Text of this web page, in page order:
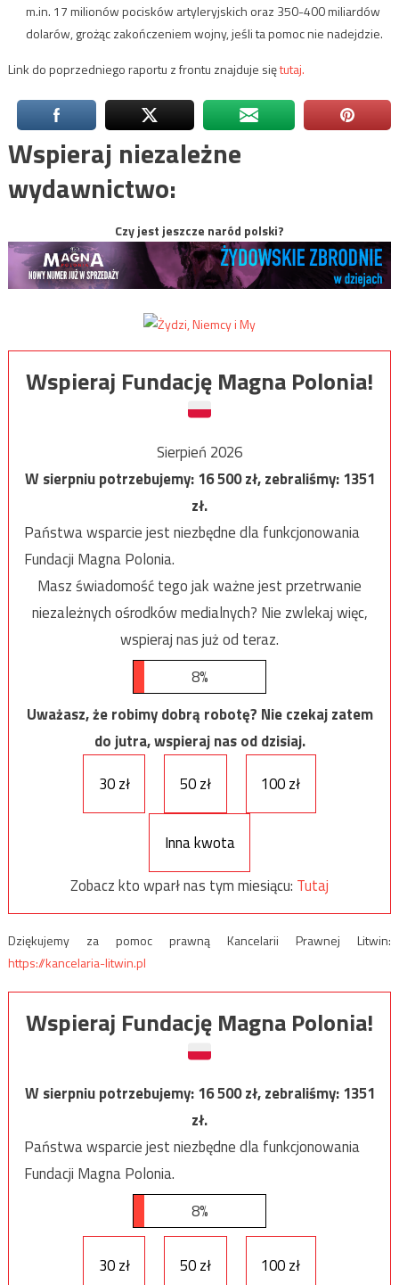
m.in. 17 milionów pocisków artyleryjskich oraz 350-400 miliardów
dolarów, grożąc zakończeniem wojny, jeśli ta pomoc nie nadejdzie.
Link do poprzedniego raportu z frontu znajduje siętutaj.
Wspieraj niezależne
wydawnictwo:
Czy jest jeszcze naród polski?
Wspieraj Fundację Magna Polonia!
Sierpień 2026
W sierpniu potrzebujemy:16 500zł, zebraliśmy:1351
zł.
Państwa wsparcie jest niezbędne dla funkcjonowania
Fundacji Magna Polonia.
Masz świadomość tego jak ważne jest przetrwanie
niezależnych ośrodków medialnych? Nie zwlekaj więc,
wspieraj nas już od teraz.
8%
Uważasz, że robimy dobrą robotę? Nie czekaj zatem
do jutra, wspieraj nas od dzisiaj.
30 zł
50 zł 100 zł
Inna kwota
Zobacz kto wparł nas tym miesiącu: Tutaj
Dziękujemy za pomoc prawną Kancelarii Prawnej Litwin:
https://kancelaria-litwin.pl
Wspieraj Fundację Magna Polonia!
W sierpniu potrzebujemy:16 500zł, zebraliśmy:1351
zł.
Państwa wsparcie jest niezbędne dla funkcjonowania
Fundacji Magna Polonia.
8%
30 zł 50 zł 100 zł